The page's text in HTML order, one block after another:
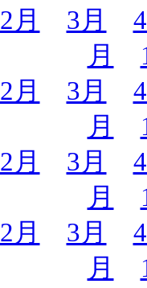
2月 3月
月
2月 3月
月
2月 3月
月
2月 3月
月